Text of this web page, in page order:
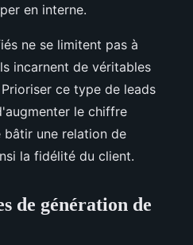
en interne.
ne se limitent pas à
incarnent de véritables
ce type de leads
le chiffre
bâtir une relation de
la fidélité du client.
de génération de